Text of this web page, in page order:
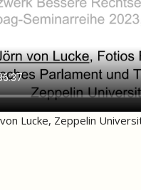
Lucke, Zeppelin